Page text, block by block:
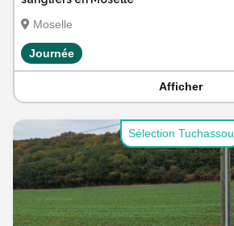
Moselle
Journée
Afficher
Sélection Tuchassou